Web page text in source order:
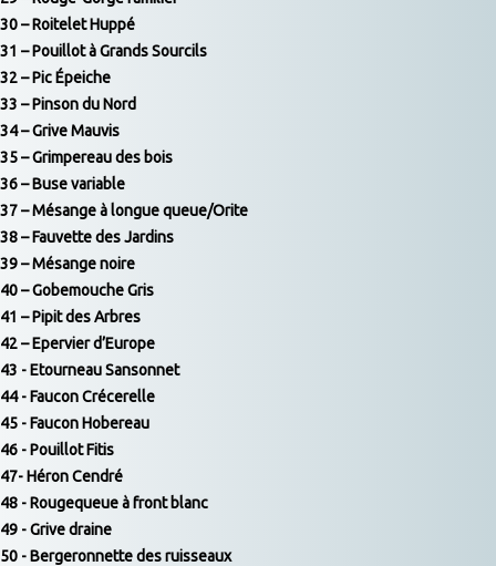
30 – Roitelet Huppé
31 – Pouillot à Grands Sourcils
32 – Pic Épeiche
33 – Pinson du Nord
34 – Grive Mauvis
35 – Grimpereau des bois
36 – Buse variable
37 – Mésange à longue queue/Orite
38 – Fauvette des Jardins
39 – Mésange noire
40 – Gobemouche Gris
41 – Pipit des Arbres
42 – Epervier d’Europe
43 - Etourneau Sansonnet
44 - Faucon Crécerelle
45 - Faucon Hobereau
46 - Pouillot Fitis
47- Héron Cendré
48 - Rougequeue à front blanc
49 - Grive draine
50 - Bergeronnette des ruisseaux